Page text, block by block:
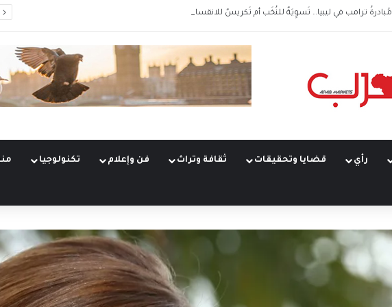
مُبادرةُ ترامب في ليبيا… تَسوِيَةٌ للنُخَب أم تَكريسٌ للانقسام؟
رأي قضايا وتحقيقات ثقافة وتراث فن وإعلام تكنولوجيا